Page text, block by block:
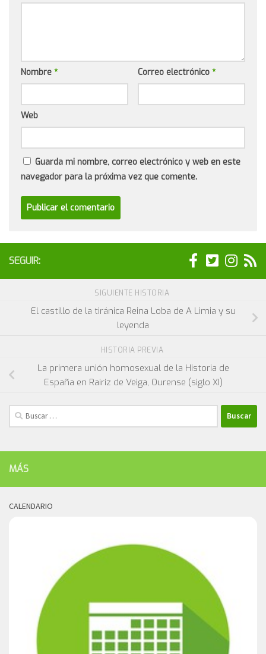
Nombre * Correo electrónico *
Web
Guarda mi nombre, correo electrónico y web en este
navegador para la próxima vez que comente.
SEGUIR:
SIGUIENTE HISTORIA
El castillo de la tiránica Reina Loba de A Limia y su
leyenda
HISTORIA PREVIA
La primera unión homosexual de la Historia de
España en Rairiz de Veiga, Ourense (siglo XI)
Buscar:
MÁS
CALENDARIO